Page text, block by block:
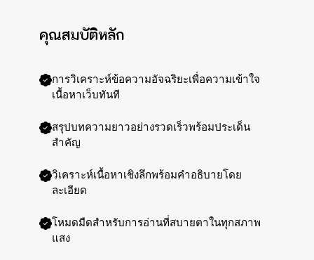
คุณสมบัติหลัก
การวิเคราะห์ข้อความอัจฉริยะเพื่อความเข้าใจ
เนื้อหาเว็บทันที
สรุปบทความยาวอย่างรวดเร็วพร้อมประเด็น
สำคัญ
วิเคราะห์เนื้อหาเชิงลึกพร้อมคำอธิบายโดย
ละเอียด
โหมดมืดสำหรับการอ่านที่สบายตาในทุกสภาพ
แสง